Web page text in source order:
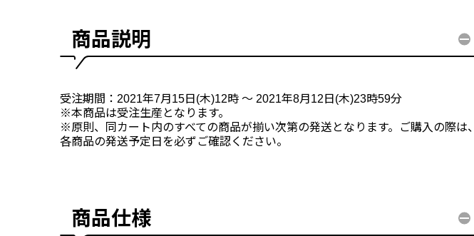
商品説明
受注期間：2021年7月15日(木)12時 ～ 2021年8月12日(木)23時59分
※本商品は受注生産となります。
※原則、同カート内のすべての商品が揃い次第の発送となります。ご購入の際は、
各商品の発送予定日を必ずご確認ください。
商品仕様